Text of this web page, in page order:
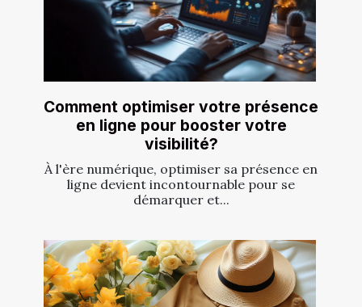
Comment optimiser votre présence
en ligne pour booster votre
visibilité?
À l'ère numérique, optimiser sa présence en
ligne devient incontournable pour se
démarquer et...